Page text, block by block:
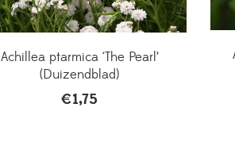
Achillea ptarmica ‘The Pearl’
(Duizendblad)
€1,75